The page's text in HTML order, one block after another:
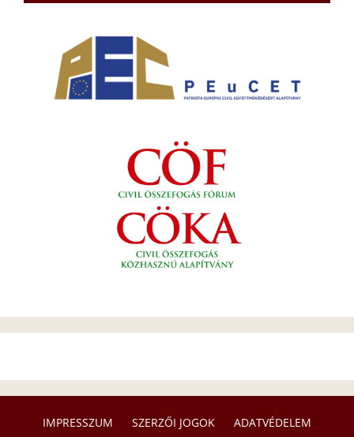
IMPRESSZUM SZERZŐI JOGOK ADATVÉDELEM